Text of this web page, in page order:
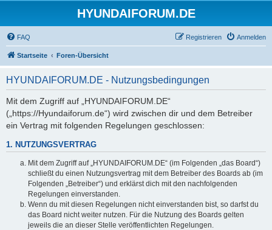
HYUNDAIFORUM.DE
FAQ Anmelden
Registrieren
Startseite Foren-Übersicht
HYUNDAIFORUM.DE - Nutzungsbedingungen
Mit dem Zugriff auf „HYUNDAIFORUM.DE“
(„https://Hyundaiforum.de“) wird zwischen dir und dem Betreiber
ein Vertrag mit folgenden Regelungen geschlossen:
1. NUTZUNGSVERTRAG
Mit dem Zugriff auf „HYUNDAIFORUM.DE“ (im Folgenden „das Board“)
schließt du einen Nutzungsvertrag mit dem Betreiber des Boards ab (im
Folgenden „Betreiber“) und erklärst dich mit den nachfolgenden
Regelungen einverstanden.
Wenn du mit diesen Regelungen nicht einverstanden bist, so darfst du
das Board nicht weiter nutzen. Für die Nutzung des Boards gelten
jeweils die an dieser Stelle veröffentlichten Regelungen.